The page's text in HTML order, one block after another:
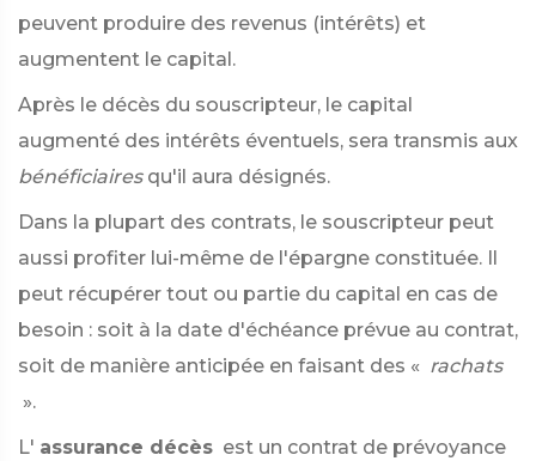
peuvent produire des revenus (intérêts) et
augmentent le capital.
Après le décès du souscripteur, le capital
augmenté des intérêts éventuels, sera transmis aux
bénéficiaires qu'il aura désignés.
Dans la plupart des contrats, le souscripteur peut
aussi profiter lui-même de l'épargne constituée. Il
peut récupérer tout ou partie du capital en cas de
besoin : soit à la date d'échéance prévue au contrat,
soit de manière anticipée en faisant des « rachats
».
L' assurance décès est un contrat de prévoyance